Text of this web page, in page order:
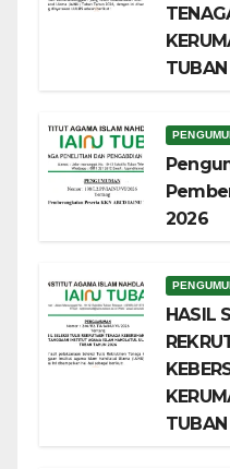
2026
HASIL